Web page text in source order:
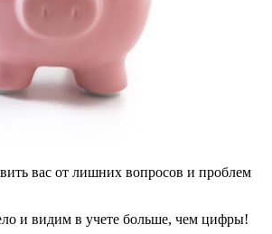
вас от лишних вопросов и проблем
и видим в учете больше, чем цифры!